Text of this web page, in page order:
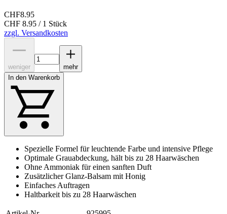
CHF8.95
CHF 8.95 / 1 Stück
zzgl. Versandkosten
weniger
mehr
In den Warenkorb
Spezielle Formel für leuchtende Farbe und intensive Pflege
Optimale Grauabdeckung, hält bis zu 28 Haarwäschen
Ohne Ammoniak für einen sanften Duft
Zusätzlicher Glanz-Balsam mit Honig
Einfaches Auftragen
Haltbarkeit bis zu 28 Haarwäschen